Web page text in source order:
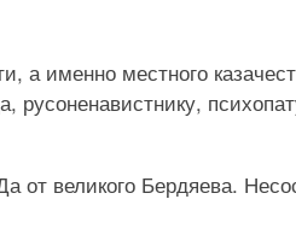
а именно местного
русоненавистнику,
от великого Бердяева.